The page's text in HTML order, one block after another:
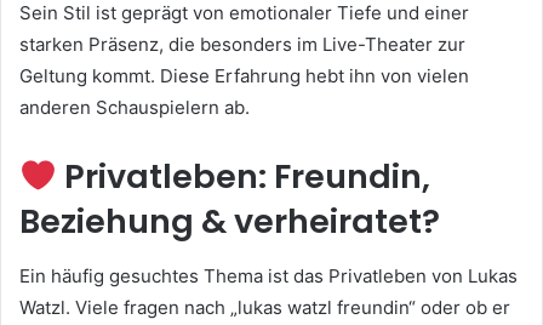
Sein Stil ist geprägt von emotionaler Tiefe und einer
starken Präsenz, die besonders im Live-Theater zur
Geltung kommt. Diese Erfahrung hebt ihn von vielen
anderen Schauspielern ab.
Privatleben: Freundin,
Beziehung & verheiratet?
Ein häufig gesuchtes Thema ist das Privatleben von Lukas
Watzl. Viele fragen nach „lukas watzl freundin“ oder ob er